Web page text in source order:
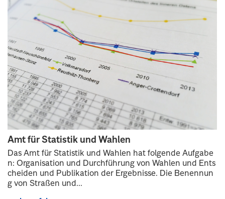
Amt für Statistik und Wahlen
Das Amt für Statistik und Wahlen hat folgende Aufgabe
n: Organisation und Durchführung von Wahlen und Ents
cheiden und Publikation der Ergebnisse. Die Benennun
g von Straßen und...